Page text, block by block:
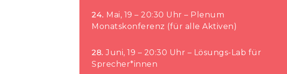
24. Mai, 19 – 20:30 Uhr – Plenum
Monatskonferenz (für alle Aktiven)
28.Juni, 19 – 20:30 Uhr – Lösungs-Lab für
Sprecher*innen